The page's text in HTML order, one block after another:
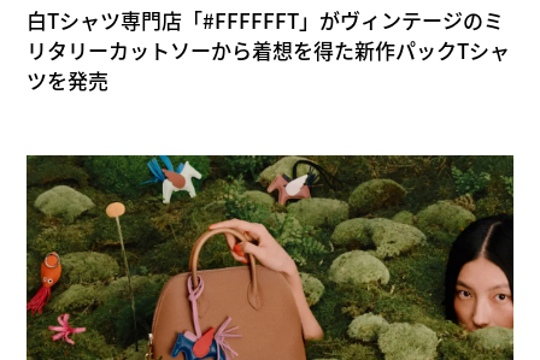
白Tシャツ専門店「#FFFFFFT」がヴィンテージのミ
リタリーカットソーから着想を得た新作パックTシャ
ツを発売